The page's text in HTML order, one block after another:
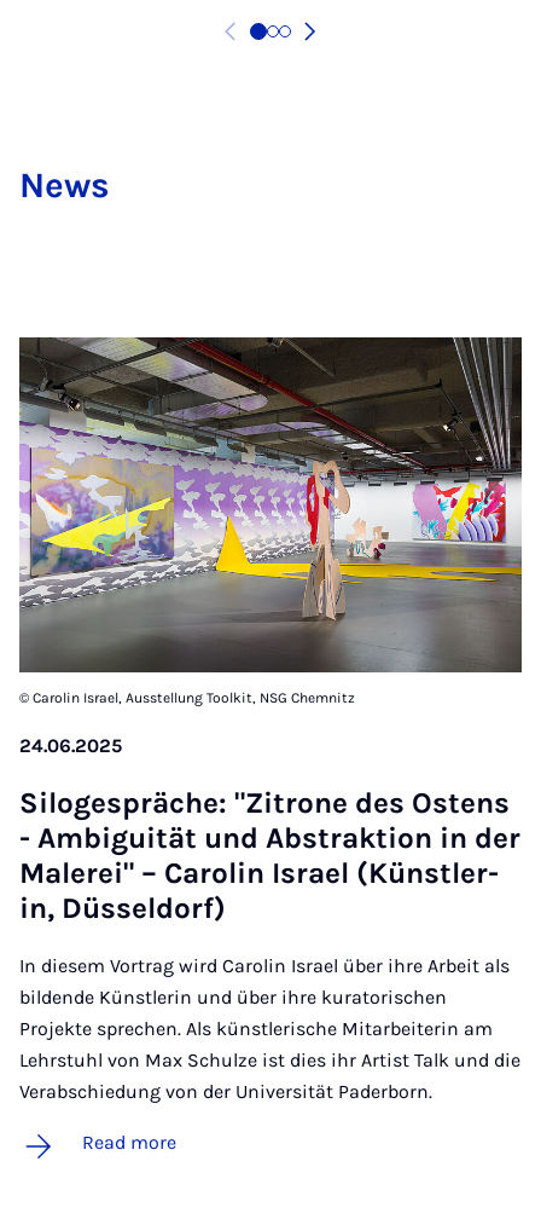
News
© Carolin Israel, Ausstellung Toolkit, NSG Chemnitz
24.06.2025
Si­lo­ge­spräche: "Zitrone des Os­tens
- Am­bi­gu­ität und Ab­strak­tion in der
Malerei" – Car­olin Is­rael (Künst­ler­
in, Düs­sel­dorf)
In diesem Vortrag wird Carolin Israel über ihre Arbeit als
bildende Künstlerin und über ihre kuratorischen
Projekte sprechen. Als künstlerische Mitarbeiterin am
Lehrstuhl von Max Schulze ist dies ihr Artist Talk und die
Verabschiedung von der Universität Paderborn.
Read more